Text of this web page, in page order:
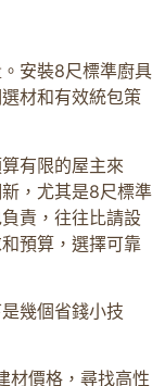
安裝8尺標準廚具
材和有效統包策
有限的屋主來
，尤其是8尺標準
責，往往比請設
預算，選擇可靠
幾個省錢小技
材價格，尋找高性